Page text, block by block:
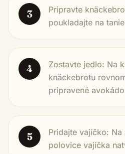
3
Pripravte
poukladajte na
4
Zostavte jedlo: Na
knäckebrotu
pripravené
5
Pridajte vajíčko:
polovice vajíčka